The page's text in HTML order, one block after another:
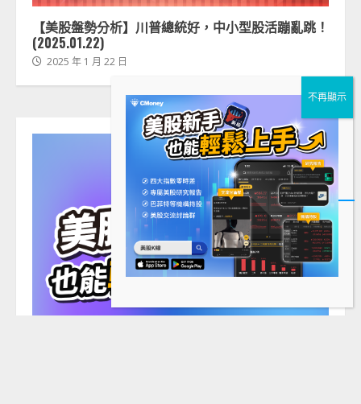
【美股盤勢分析】川普總統好，中小型股活蹦亂跳！
(2025.01.22)
2025 年 1 月 22 日